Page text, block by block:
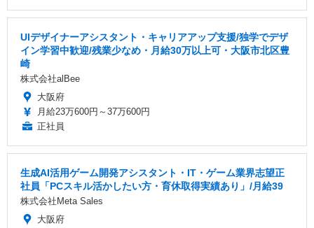
UIデザイナーアシスタント・キャリアアップ支援/独学でデザ
イン学習中歓迎/残業少なめ・月給30万以上可・大阪市北区豊
崎
株式会社alBee
大阪府
月給23万600円～37万600円
正社員
生成AI活用ゲーム開発アシスタント・IT・ゲーム業界志望正
社員「PCスキル活かしたい方・育休取得実績あり」/月給39
株式会社Meta Sales
大阪府